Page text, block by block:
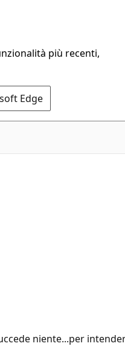
più recenti,
Edge
niente...per